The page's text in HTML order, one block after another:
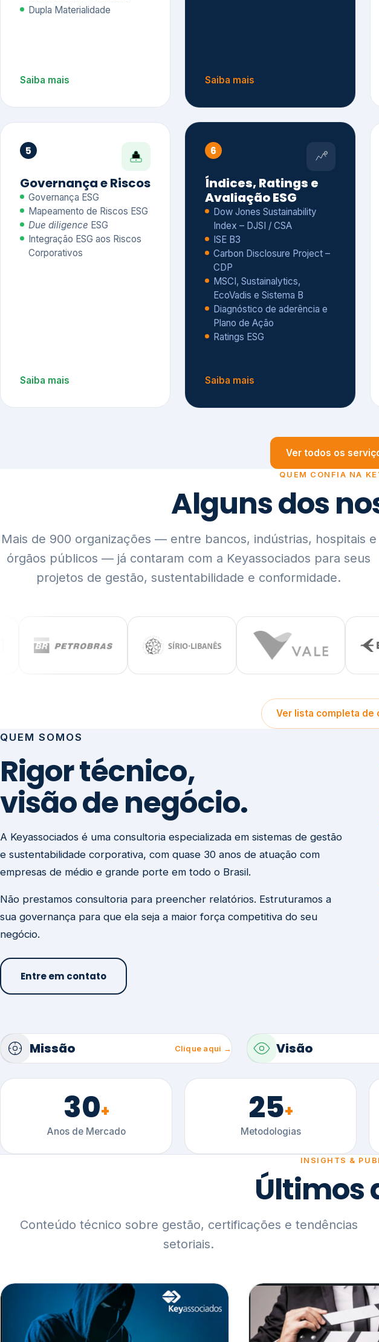
Dupla Materialidade
Saiba mais Saiba mais
5
Governança e Riscos
Governança ESG
Mapeamento de Riscos ESG
Due diligence ESG
Integração ESG aos Riscos
Corporativos
Saiba mais
6
Índices, Ratings e
Avaliação ESG
Dow Jones Sustainability
Index – DJSI / CSA
ISE B3
Carbon Disclosure Project –
CDP
MSCI, Sustainalytics,
EcoVadis e Sistema B
Diagnóstico de aderência e
Plano de Ação
Ratings ESG
Saiba mais
Ver todos os
QUEM CONFIA NA
Alguns dos
Mais de 900 organizações — entre bancos, indústrias, hospitais e
órgãos públicos — já contaram com a Keyassociados para seus
projetos de gestão, sustentabilidade e conformidade.
Ver lista completa de
QUEM SOMOS
Rigor técnico,
visão de negócio.
A Keyassociados é uma consultoria especializada em sistemas de gestão
e sustentabilidade corporativa, com quase 30 anos de atuação com
empresas de médio e grande porte em todo o Brasil.
Não prestamos consultoria para preencher relatórios. Estruturamos a
sua governança para que ela seja a maior força competitiva do seu
negócio.
Entre em contato
Missão Clique aqui → Visão
30+
Anos de Mercado
25+
Metodologias
INSIGHTS &
Últimos
Conteúdo técnico sobre gestão, certificações e tendências
setoriais.